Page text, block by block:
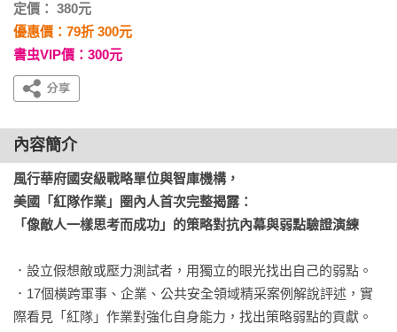
定價： 380元
優惠價：79折 300元
書虫VIP價：300元
內容簡介
風行華府國安級戰略單位與智庫機構，
美國「紅隊作業」圈內人首次完整揭露：
「像敵人一樣思考而成功」的策略對抗內幕與弱點驗證演練
．設立假想敵或壓力測試者，用獨立的眼光找出自己的弱點。
．17個橫跨軍事、企業、公共安全領域精采案例解說評述，實
際看見「紅隊」作業對強化自身能力，找出策略弱點的貢獻。